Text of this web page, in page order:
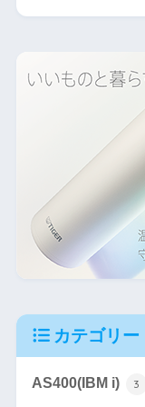
カテゴリー
AS400(IBM i) 3